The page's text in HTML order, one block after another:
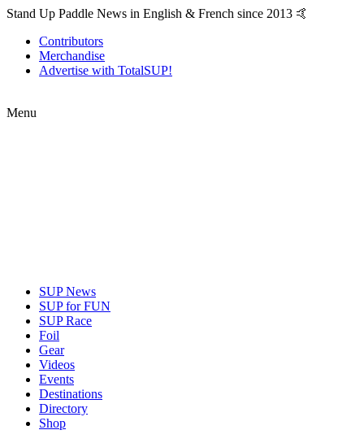
Stand Up Paddle News in English & French since 2013 🤙
Contributors
Merchandise
Advertise with TotalSUP!
Menu
SUP News
SUP for FUN
SUP Race
Foil
Gear
Videos
Events
Destinations
Directory
Shop